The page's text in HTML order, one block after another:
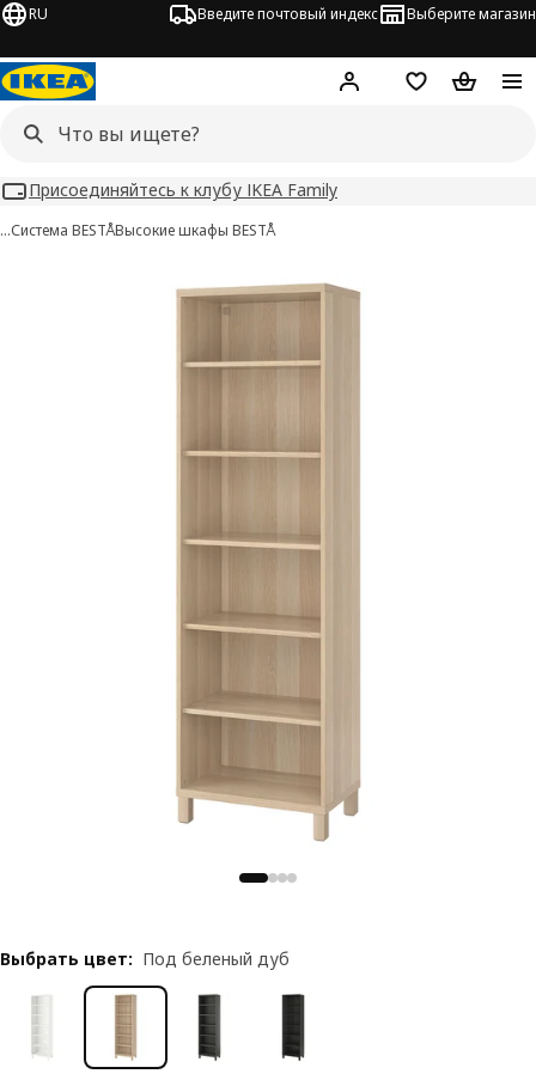
RU Введите почтовый индекс Выберите магазин
Hej! ВойтиСписокКорзина
Присоединяйтесь к клубу IKEA Family
…Система BESTÅВысокие шкафы BESTÅ
Выбрать цвет: Под беленый дуб